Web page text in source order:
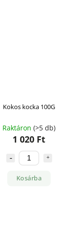
Kokos kocka 100G
Raktáron (>5 db)
1 020 Ft
Kosárba